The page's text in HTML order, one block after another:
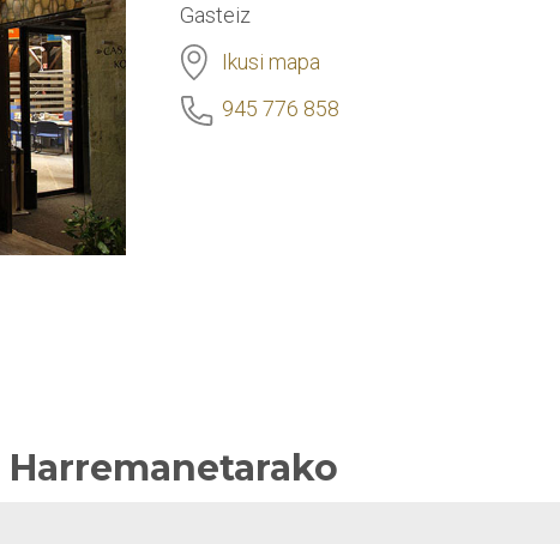
Gasteiz
Ikusi mapa
945 776 858